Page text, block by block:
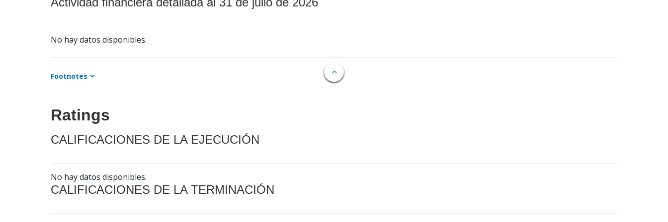
No hay datos disponibles.
Footnotes
Ratings
CALIFICACIONES DE LA EJECUCIÓN
No hay datos disponibles.
CALIFICACIONES DE LA TERMINACIÓN